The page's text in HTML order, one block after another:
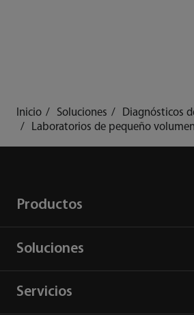
Inicio Soluciones
Diagnósticos
Laboratorios de pequeño volumen
Productos
Soluciones
Servicios